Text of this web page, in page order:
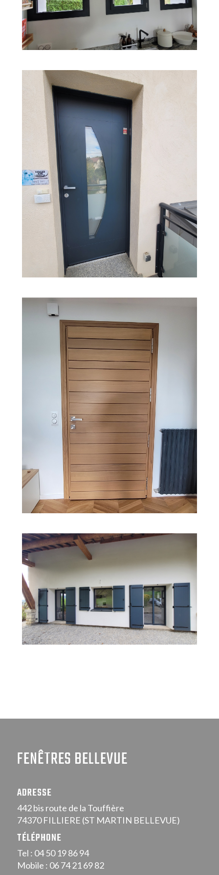
FENÊTRES BELLEVUE
ADRESSE
442 bis route de la Touffière
74370 FILLIERE (ST MARTIN BELLEVUE)
TÉLÉPHONE
Tel : 04 50 19 86 94
Mobile : 06 74 21 69 82